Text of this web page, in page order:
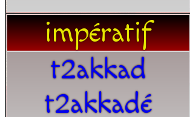
impératif
t2akkad
t2akkadé